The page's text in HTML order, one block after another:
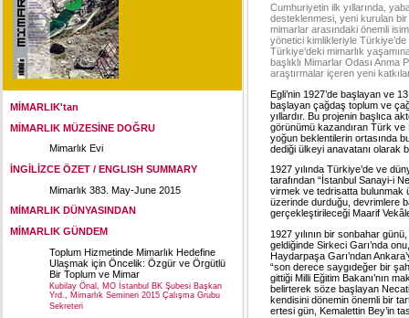
MİMARLIK'tan
MİMARLIK MÜZESİNE DOĞRU
Mimarlık Evi
İNGİLİZCE ÖZET / ENGLISH SUMMARY
Mimarlık 383. May-June 2015
MİMARLIK DÜNYASINDAN
MİMARLIK GÜNDEM
Toplum Hizmetinde Mimarlık Hedefine
Ulaşmak için Öncelik: Özgür ve Örgütlü
Bir Toplum ve Mimar
Kubilay Önal, MO İstanbul BK Şubesi Başkan
Yrd., Mimarlık Semineri 2015 Çalışma Grubu
Sekreteri
Cumhuriyetin ilk yıllarında,
desteklenmesi, yeni kurulan
mimarlar arasındaki önemli
yönetici kimlikleriyle Türkiye’de
Türkiye’deki mimarlık
başlıklı Mimarlar Odası Anma
araştırmalar içeren yeni
Egli’nin 1927’de başlayan ve
başlayan çağdaş toplum ve
yıllardır. Bu projenin başlıca
görünümü kazandıran Türk ve
yoğun beklentilerin ortasında
dediği ülkeyi anavatanı olarak
1927 yılında Türkiye’de ve
tarafından “İstanbul Sanayi-i
virmek ve tedrisatta bulunmak
üzerinde durduğu, devrimlere
gerçekleştirileceği Maarif
1927 yılının bir sonbahar
geldiğinde Sirkeci Garı’nda
Haydarpaşa Garı’ndan
“son derece saygıdeğer bir
gittiği Milli Eğitim Bakanı’nın
belirterek söze başlayan
kendisini dönemin önemli bir
ertesi gün, Kemalettin Bey’in